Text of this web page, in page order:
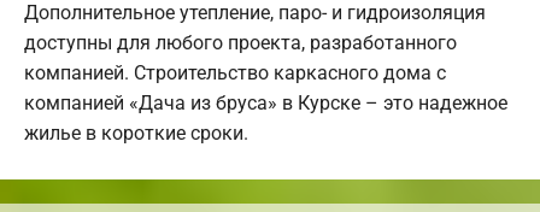
Дополнительное утепление, паро- и гидроизоляция
доступны для любого проекта, разработанного
компанией. Строительство каркасного дома с
компанией «Дача из бруса» в Курске – это надежное
жилье в короткие сроки.